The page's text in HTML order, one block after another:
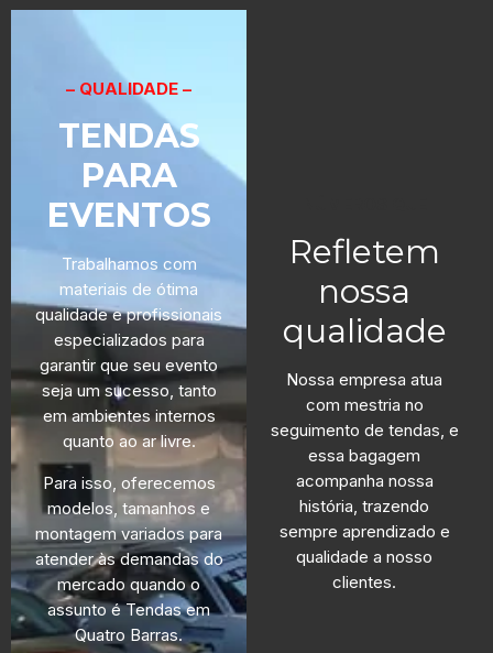
– QUALIDADE –
TENDAS
PARA
EVENTOS
Trabalhamos com
materiais de ótima
qualidade e profissionais
especializados para
garantir que seu evento
seja um sucesso, tanto
em ambientes internos
quanto ao ar livre.
Para isso, oferecemos
modelos, tamanhos e
montagem variados para
atender às demandas do
mercado quando o
assunto é Tendas em
Quatro Barras.
Refletem
nossa
qualidade
Nossa empresa atua
com mestria no
seguimento de tendas, e
essa bagagem
acompanha nossa
história, trazendo
sempre aprendizado e
qualidade a nosso
clientes.